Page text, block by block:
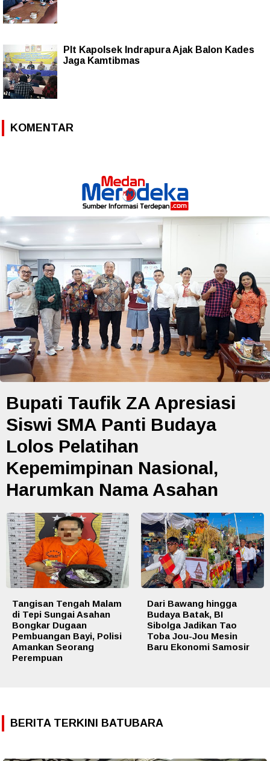
Plt Kapolsek Indrapura Ajak Balon Kades
Jaga Kamtibmas
KOMENTAR
Bupati Taufik ZA Apresiasi
Siswi SMA Panti Budaya
Lolos Pelatihan
Kepemimpinan Nasional,
Harumkan Nama Asahan
Tangisan Tengah Malam
di Tepi Sungai Asahan
Bongkar Dugaan
Pembuangan Bayi, Polisi
Amankan Seorang
Perempuan
Dari Bawang hingga
Budaya Batak, BI
Sibolga Jadikan Tao
Toba Jou-Jou Mesin
Baru Ekonomi Samosir
BERITA TERKINI BATUBARA